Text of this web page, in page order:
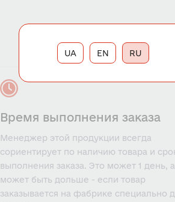
Время выполнения заказа
Менеджер этой продукции всегда
сориентирует по наличию товара и
выполнения заказа. Это может 1 день, а
может быть дольше - если товар
заказывается на фабрике специально
RU
UA EN